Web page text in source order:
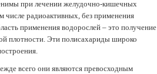
при лечении желудочно-кишечных
числе радиоактивных, без применения
применения водорослей – это получение
плотности. Эти полисахариды широко
всего они являются превосходным